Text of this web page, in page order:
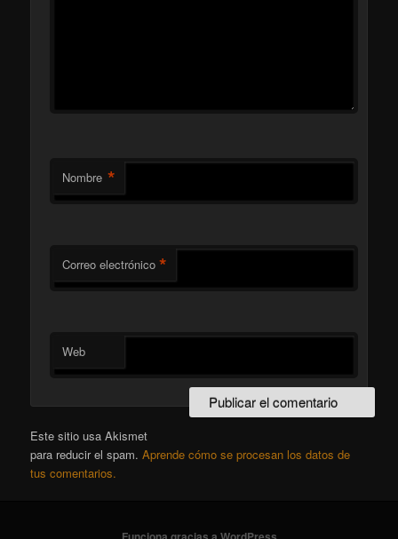
Nombre *
Correo electrónico *
Web
Este sitio usa Akismet
para reducir el spam.Aprende cómo se procesan los datos de
tus comentarios.